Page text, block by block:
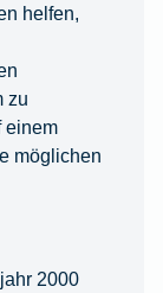
helfen,
zu
einem
möglichen
2000